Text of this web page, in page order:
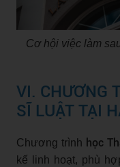
Cơ hội việc làm
VI. CHƯƠNG
SĨ LUẬT TẠI
Chương trình học
kế linh hoạt, phù